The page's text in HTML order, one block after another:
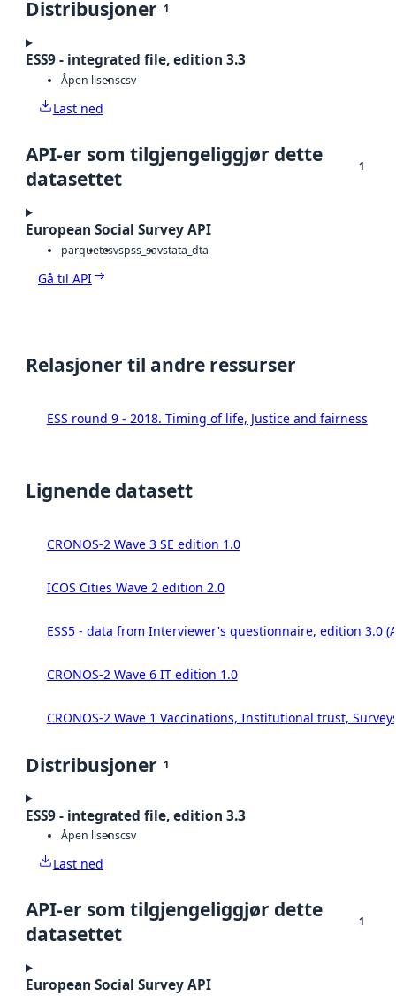
Distribusjoner 1
ESS9 - integrated file, edition 3.3
Åpen lisenscsv
Last ned
API-er som tilgjengeliggjør dette
datasettet
1
European Social Survey API
parquetcsvspss_savstata_dta
Gå til API
Relasjoner til andre ressurser
ESS round 9 - 2018. Timing of life, Justice and fairness
Lignende datasett
CRONOS-2 Wave 3 SE edition 1.0
ICOS Cities Wave 2 edition 2.0
ESS5 - data from Interviewer's questionnaire, edition 3.0
CRONOS-2 Wave 6 IT edition 1.0
CRONOS-2 Wave 1 Vaccinations, Institutional trust,
Distribusjoner 1
ESS9 - integrated file, edition 3.3
Åpen lisenscsv
Last ned
API-er som tilgjengeliggjør dette
datasettet
1
European Social Survey API